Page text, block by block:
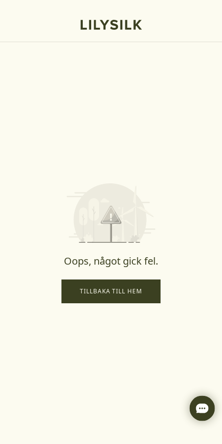
Oops, något gick fel.
TILLBAKA TILL HEM